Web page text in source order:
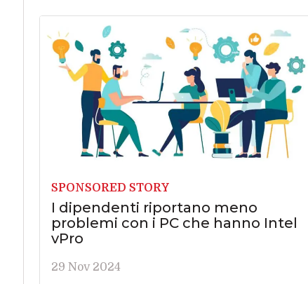
SPONSORED STORY
I dipendenti riportano meno
problemi con i PC che hanno Intel
vPro
29 Nov 2024